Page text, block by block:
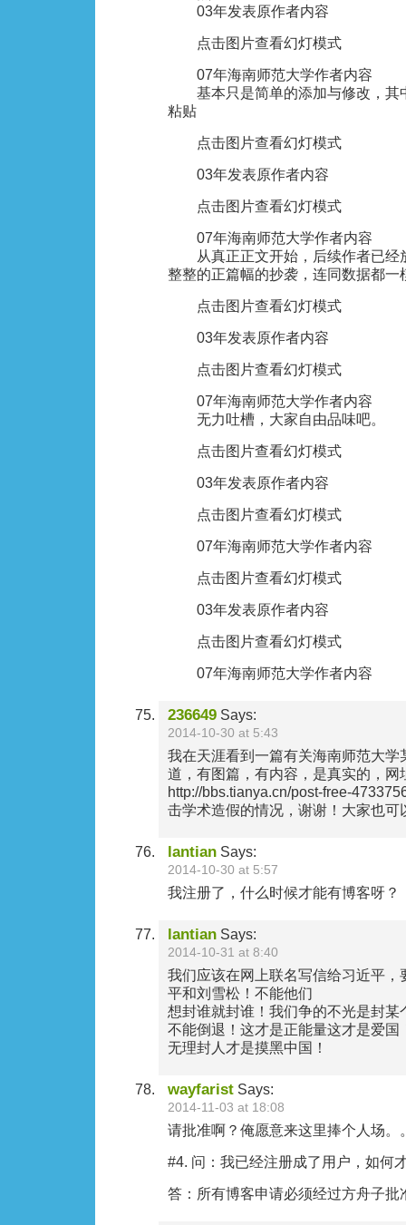
03年发表原作者内容
点击图片查看幻灯模式
07年海南师范大学作者内容
基本只是简单的添加与修改，其
粘贴
点击图片查看幻灯模式
03年发表原作者内容
点击图片查看幻灯模式
07年海南师范大学作者内容
从真正正文开始，后续作者已经
整整的正篇幅的抄袭，连同数据都一
点击图片查看幻灯模式
03年发表原作者内容
点击图片查看幻灯模式
07年海南师范大学作者内容
无力吐槽，大家自由品味吧。
点击图片查看幻灯模式
03年发表原作者内容
点击图片查看幻灯模式
07年海南师范大学作者内容
点击图片查看幻灯模式
03年发表原作者内容
点击图片查看幻灯模式
07年海南师范大学作者内容
236649 Says:
2014-10-30 at 5:43
我在天涯看到一篇有关海南师范大学
道，有图篇，有内容，是真实的，网
http://bbs.tianya.cn/post-free-
击学术造假的情况，谢谢！大家也可
lantian Says:
2014-10-30 at 5:57
我注册了，什么时候才能有博客呀？
lantian Says:
2014-10-31 at 8:40
我们应该在网上联名写信给习近平，
平和刘雪松！不能他们
想封谁就封谁！我们争的不光是封某
不能倒退！这才是正能量这才是爱国
无理封人才是摸黑中国！
wayfarist Says:
2014-11-03 at 18:08
请批准啊？俺愿意来这里捧个人场。
#4. 问：我已经注册成了用户，如何
答：所有博客申请必须经过方舟子批